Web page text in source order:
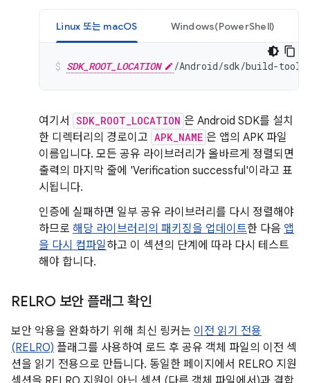
Linux 또는 macOS Windows(PowerShell)
SDK_ROOT_LOCATION /Android/sdk/build-
여기서 SDK_ROOT_LOCATION 은 Android SDK를 설치
한 디렉터리의 경로이고 APK_NAME 은 앱의 APK 파일
이름입니다. 모든 공유 라이브러리가 올바르게 정렬되면
출력의 마지막 줄에 'Verification successful'이라고 표
시됩니다.
인증에 실패하면 일부 공유 라이브러리를 다시 정렬해야
하므로 해당 라이브러리의 패키징을 업데이트한 다음 앱
을 다시 컴파일하고 이 섹션의 단계에 따라 다시 테스트
해야 합니다.
RELRO 보안 플래그 확인
보안 악용을 완화하기 위해 최신 링커는 이전 읽기 전용
(RELRO) 플래그를 사용하여 로드 후 공유 객체 파일의 이전 섹
션을 읽기 전용으로 만듭니다. 동일한 페이지에서 RELRO 지원